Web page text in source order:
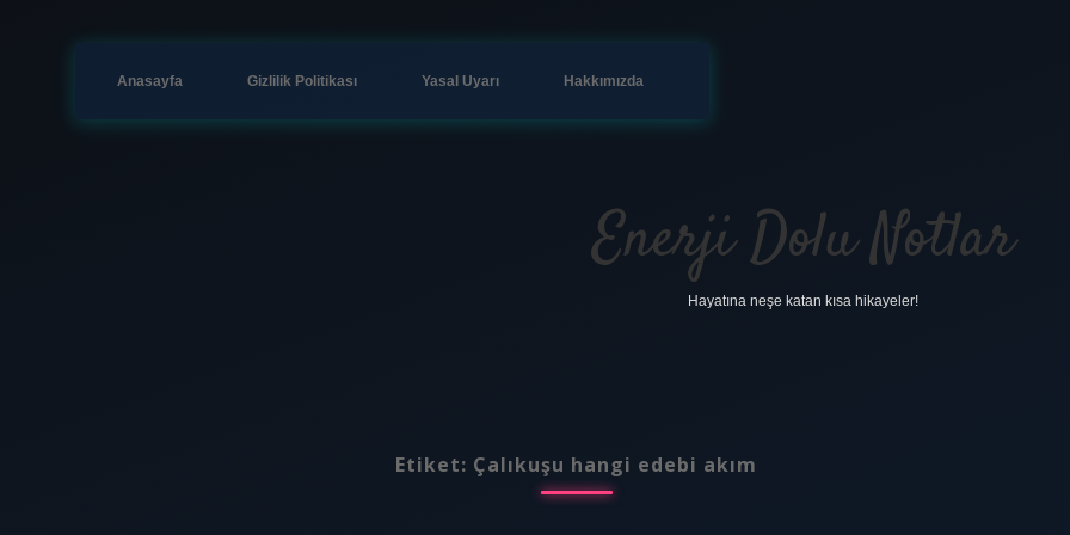
Anasayfa Gizlilik Politikası Yasal Uyarı Hakkımızda
Enerji Dolu Notlar
Hayatına neşe katan kısa hikayeler!
Etiket: Çalıkuşu hangi edebi akım